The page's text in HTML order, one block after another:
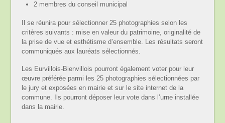
2 membres du conseil municipal
Il se réunira pour sélectionner 25 photographies selon les
critères suivants : mise en valeur du patrimoine, originalité de
la prise de vue et esthétisme d’ensemble. Les résultats seront
communiqués aux lauréats sélectionnés.
Les Eurvillois-Bienvillois pourront également voter pour leur
œuvre préférée parmi les 25 photographies sélectionnées par
le jury et exposées en mairie et sur le site internet de la
commune. Ils pourront déposer leur vote dans l’urne installée
dans la mairie.